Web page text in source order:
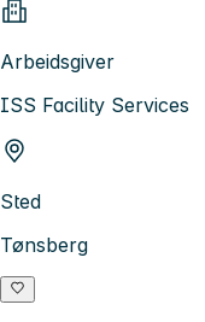
Arbeidsgiver
ISS Facility Services
Sted
Tønsberg